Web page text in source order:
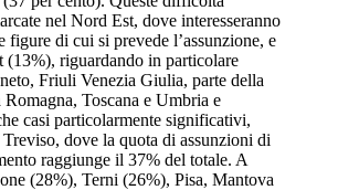
nel Nord Est, dove interesseranno
figure di cui si prevede l’assunzione, e
(13%), riguardando in particolare
Friuli Venezia Giulia, parte della
Toscana e Umbria e
casi particolarmente significativi,
dove la quota di assunzioni di
raggiunge il 37% del totale. A
(28%), Terni (26%), Pisa, Mantova